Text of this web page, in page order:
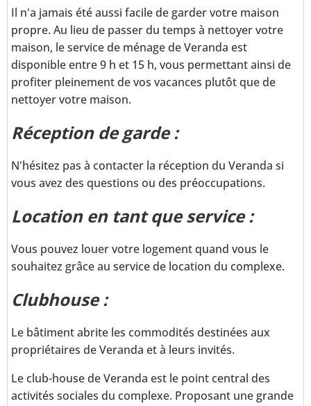
Il n'a jamais été aussi facile de garder votre maison
propre. Au lieu de passer du temps à nettoyer votre
maison, le service de ménage de Veranda est
disponible entre 9 h et 15 h, vous permettant ainsi de
profiter pleinement de vos vacances plutôt que de
nettoyer votre maison.
Réception de garde :
N'hésitez pas à contacter la réception du Veranda si
vous avez des questions ou des préoccupations.
Location en tant que service :
Vous pouvez louer votre logement quand vous le
souhaitez grâce au service de location du complexe.
Clubhouse :
Le bâtiment abrite les commodités destinées aux
propriétaires de Veranda et à leurs invités.
Le club-house de Veranda est le point central des
activités sociales du complexe. Proposant une grande